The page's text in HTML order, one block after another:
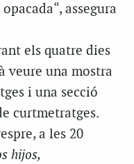
opacada“, assegura
els quatre dies
veure una mostra
i una secció
curtmetratges.
a les 20
hijos,